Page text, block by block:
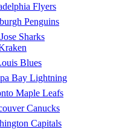
Flyers
Penguins
Sharks
Blues
Bay Lightning
Maple Leafs
Canucks
Capitals